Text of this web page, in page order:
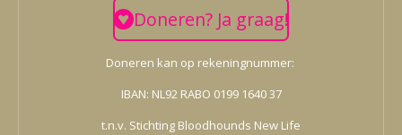
Doneren? Ja graag!
Doneren kan op rekeningnummer:
IBAN: NL92 RABO 0199 1640 37
t.n.v. Stichting Bloodhounds New Life